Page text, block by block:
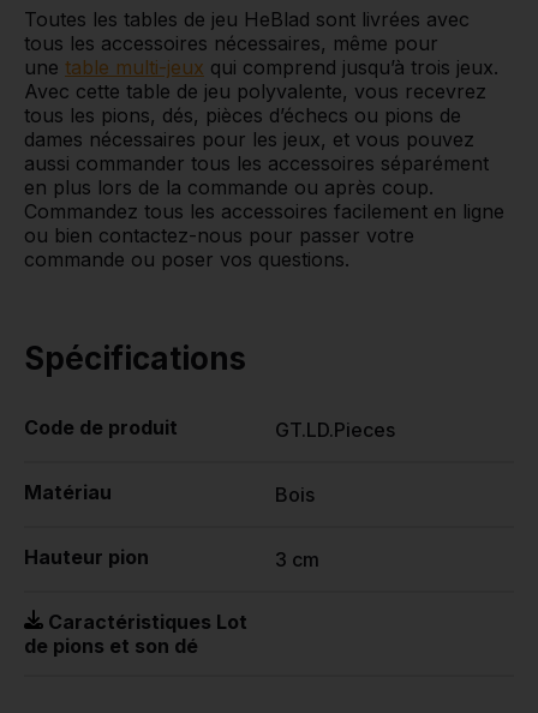
Toutes les tables de jeu HeBlad sont livrées avec
tous les accessoires nécessaires, même pour
une table multi-jeux qui comprend jusqu’à trois jeux.
Avec cette table de jeu polyvalente, vous recevrez
tous les pions, dés, pièces d’échecs ou pions de
dames nécessaires pour les jeux, et vous pouvez
aussi commander tous les accessoires séparément
en plus lors de la commande ou après coup.
Commandez tous les accessoires facilement en ligne
ou bien contactez-nous pour passer votre
commande ou poser vos questions.
Spécifications
Code de produit GT.LD.Pieces
Matériau Bois
Hauteur pion 3 cm
Caractéristiques Lot
de pions et son dé